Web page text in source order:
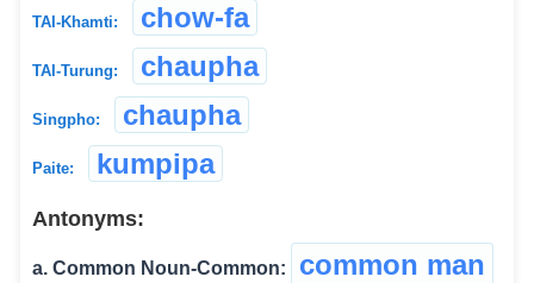
TAI-Khamti: chow-fa
TAI-Turung: chaupha
Singpho: chaupha
Paite: kumpipa
Antonyms:
a. Common Noun-Common:
common man